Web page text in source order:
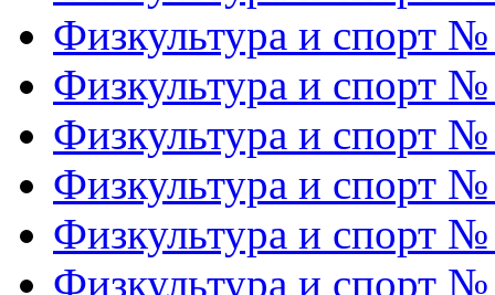
Физкультура и спорт
Физкультура и спорт
Физкультура и спорт
Физкультура и спорт
Физкультура и спорт
Физкультура и спорт